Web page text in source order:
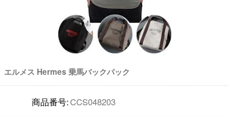
エルメス Hermes 乗馬バックパック
商品番号:CCS048203